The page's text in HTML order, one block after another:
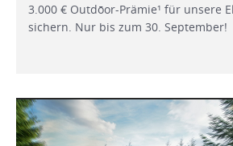
3.000 € Outdōor-Prämie¹ für unsere
sichern. Nur bis zum 30.